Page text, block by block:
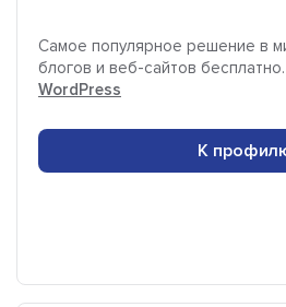
Самое популярное решение в
блогов и веб-сайтов бесплатно.
WordPress
К